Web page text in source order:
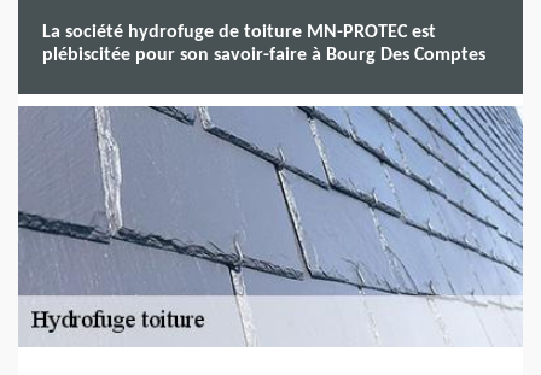
La société hydrofuge de toiture MN-PROTEC est
plébiscitée pour son savoir-faire à Bourg Des Comptes